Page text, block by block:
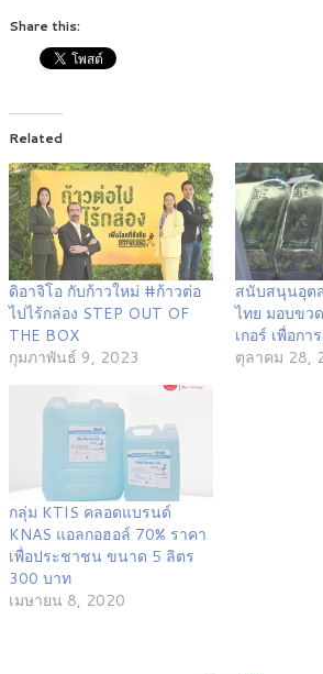
Share this:
Related
ดิอาจิโอ กับก้าวใหม่ #ก้าวต่อ
ไปไร้กล่อง STEP OUT OF
THE BOX
กุมภาพันธ์ 9, 2023
สนับสนุนอุต
ไทย มอบขว
เกอร์ เพื่อกา
ตุลาคม 28,
กลุ่ม KTIS คลอดแบรนด์
KNAS แอลกอฮอล์ 70% ราคา
เพื่อประชาชน ขนาด 5 ลิตร
300 บาท
เมษายน 8, 2020